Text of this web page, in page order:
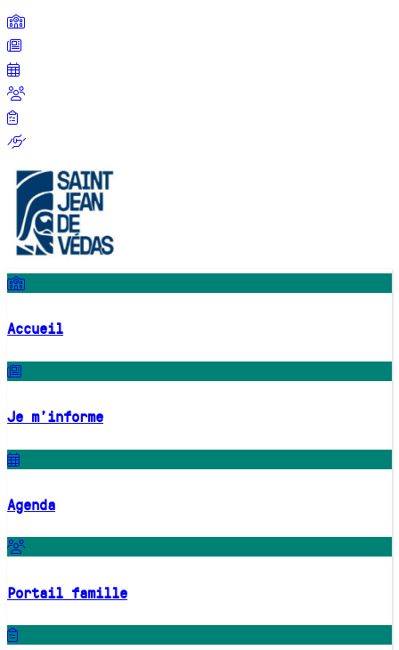
Accueil
Je m'informe
Agenda
Portail famille